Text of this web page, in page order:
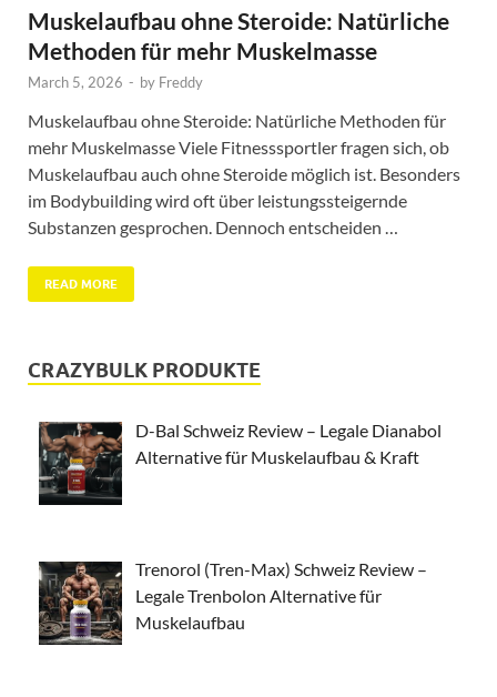
Muskelaufbau ohne Steroide: Natürliche
Methoden für mehr Muskelmasse
March 5, 2026 - by Freddy
Muskelaufbau ohne Steroide: Natürliche Methoden für
mehr Muskelmasse Viele Fitnesssportler fragen sich, ob
Muskelaufbau auch ohne Steroide möglich ist. Besonders
im Bodybuilding wird oft über leistungssteigernde
Substanzen gesprochen. Dennoch entscheiden …
READ MORE
CRAZYBULK PRODUKTE
D-Bal Schweiz Review – Legale Dianabol
Alternative für Muskelaufbau & Kraft
Trenorol (Tren-Max) Schweiz Review –
Legale Trenbolon Alternative für
Muskelaufbau